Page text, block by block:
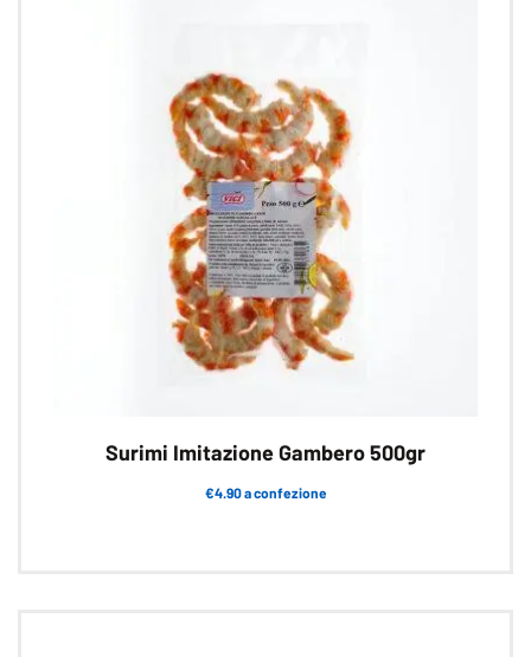
Surimi Imitazione Gambero 500gr
€4.90 a confezione